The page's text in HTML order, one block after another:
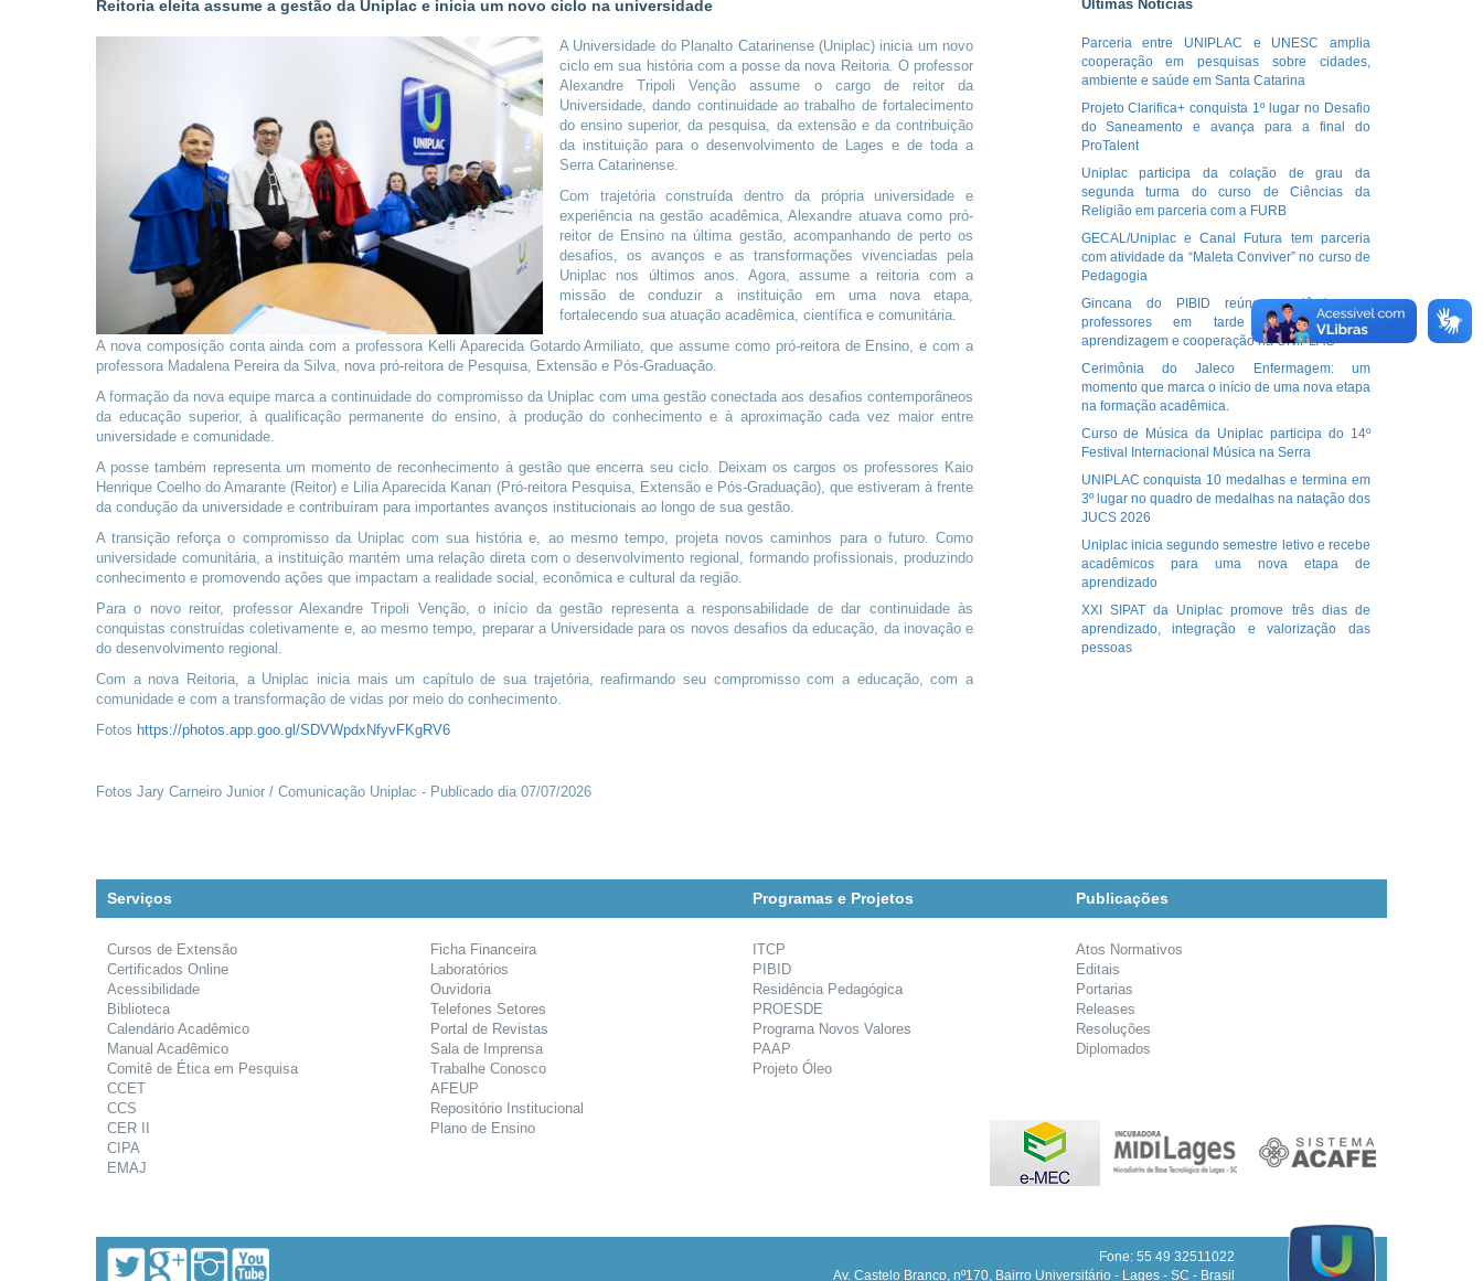
Reitoria eleita assume a gestão da Uniplac e inicia um novo ciclo na universidade
A Universidade do Planalto Catarinense (Uniplac) inicia um novo
ciclo em sua história com a posse da nova Reitoria. O professor
Alexandre Tripoli Venção assume o cargo de reitor da
Universidade, dando continuidade ao trabalho de fortalecimento
do ensino superior, da pesquisa, da extensão e da contribuição
da instituição para o desenvolvimento de Lages e de toda a
Serra Catarinense.
Com trajetória construída dentro da própria universidade e
experiência na gestão acadêmica, Alexandre atuava como pró-
reitor de Ensino na última gestão, acompanhando de perto os
desafios, os avanços e as transformações vivenciadas pela
Uniplac nos últimos anos. Agora, assume a reitoria com a
missão de conduzir a instituição em uma nova etapa,
fortalecendo sua atuação acadêmica, científica e comunitária.
A nova composição conta ainda com a professora Kelli Aparecida Gotardo Armiliato, que assume como pró-reitora de Ensino, e com a
professora Madalena Pereira da Silva, nova pró-reitora de Pesquisa, Extensão e Pós-Graduação.
A formação da nova equipe marca a continuidade do compromisso da Uniplac com uma gestão conectada aos desafios contemporâneos
da educação superior, à qualificação permanente do ensino, à produção do conhecimento e à aproximação cada vez maior entre
universidade e comunidade.
A posse também representa um momento de reconhecimento à gestão que encerra seu ciclo. Deixam os cargos os professores Kaio
Henrique Coelho do Amarante (Reitor) e Lilia Aparecida Kanan (Pró-reitora Pesquisa, Extensão e Pós-Graduação), que estiveram à frente
da condução da universidade e contribuíram para importantes avanços institucionais ao longo de sua gestão.
A transição reforça o compromisso da Uniplac com sua história e, ao mesmo tempo, projeta novos caminhos para o futuro. Como
universidade comunitária, a instituição mantém uma relação direta com o desenvolvimento regional, formando profissionais, produzindo
conhecimento e promovendo ações que impactam a realidade social, econômica e cultural da região.
Para o novo reitor, professor Alexandre Tripoli Venção, o início da gestão representa a responsabilidade de dar continuidade às
conquistas construídas coletivamente e, ao mesmo tempo, preparar a Universidade para os novos desafios da educação, da inovação e
do desenvolvimento regional.
Com a nova Reitoria, a Uniplac inicia mais um capítulo de sua trajetória, reafirmando seu compromisso com a educação, com a
comunidade e com a transformação de vidas por meio do conhecimento.
Fotos https://photos.app.goo.gl/SDVWpdxNfyvFKgRV6
Fotos Jary Carneiro Junior / Comunicação Uniplac - Publicado dia 07/07/2026
Últimas Notícias
Parceria entre UNIPLAC e UNESC amplia
cooperação em pesquisas sobre cidades,
ambiente e saúde em Santa Catarina
Projeto Clarifica+ conquista 1º lugar no Desafio
do Saneamento e avança para a final do
ProTalent
Uniplac participa da colação de grau da
segunda turma do curso de Ciências da
Religião em parceria com a FURB
GECAL/Uniplac e Canal Futura tem parceria
com atividade da “Maleta Conviver” no curso de
Pedagogia
Gincana do PIBID reúne acadêmicos e
professores em tarde de integração,
aprendizagem e cooperação na UNIPLAC
Cerimônia do Jaleco Enfermagem: um
momento que marca o início de uma nova etapa
na formação acadêmica.
Curso de Música da Uniplac participa do 14º
Festival Internacional Música na Serra
UNIPLAC conquista 10 medalhas e termina em
3º lugar no quadro de medalhas na natação dos
JUCS 2026
Uniplac inicia segundo semestre letivo e recebe
acadêmicos para uma nova etapa de
aprendizado
XXI SIPAT da Uniplac promove três dias de
aprendizado, integração e valorização das
pessoas
Serviços
Cursos de Extensão
Certificados Online
Acessibilidade
Biblioteca
Calendário Acadêmico
Manual Acadêmico
Comitê de Ética em Pesquisa
CCET
CCS
CER II
CIPA
EMAJ
Ficha Financeira
Laboratórios
Ouvidoria
Telefones Setores
Portal de Revistas
Sala de Imprensa
Trabalhe Conosco
AFEUP
Repositório Institucional
Plano de Ensino
Programas e Projetos
ITCP
PIBID
Residência Pedagógica
PROESDE
Programa Novos Valores
PAAP
Projeto Óleo
Publicações
Atos Normativos
Editais
Portarias
Releases
Resoluções
Diplomados
Fone: 55 49 32511022
Av. Castelo Branco, nº170, Bairro Universitário - Lages - SC - Brasil